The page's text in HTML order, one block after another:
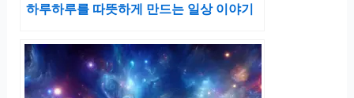
하루하루를 따뜻하게 만드는 일상 이야기